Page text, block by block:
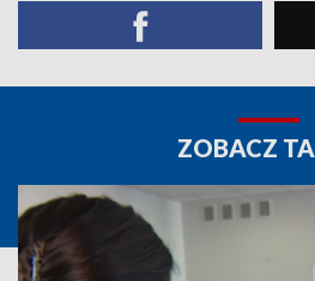
ZOBACZ